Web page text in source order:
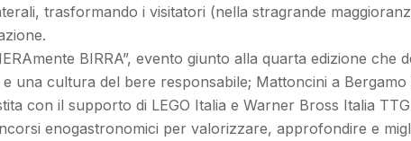
trasformando i visitatori (nella stragrande
BIRRA”, evento giunto alla quarta edizione che
una cultura del bere responsabile; Mattoncini a
con il supporto di LEGO Italia e Warner Bross Italia
enogastronomici per valorizzare, approfondire e